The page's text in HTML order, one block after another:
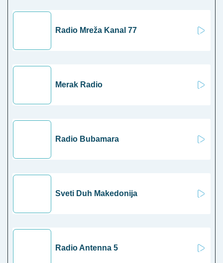
Radio Mreža Kanal 77
Merak Radio
Radio Bubamara
Sveti Duh Makedonija
Radio Antenna 5